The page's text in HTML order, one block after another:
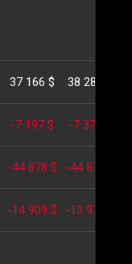
37 166 $ 38 281 $
-7 197 $ -7 379 $
-44 878 $ -44 878 $
-14 909 $ -13 977 $